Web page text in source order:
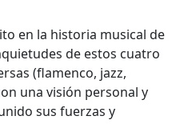
en la historia musical de
de estos cuatro
(flamenco, jazz,
una visión personal y
sus fuerzas y